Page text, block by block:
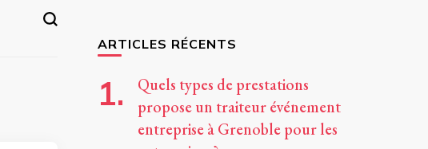
ARTICLES RÉCENTS
Quels types de prestations
propose un traiteur événement
entreprise à Grenoble pour les